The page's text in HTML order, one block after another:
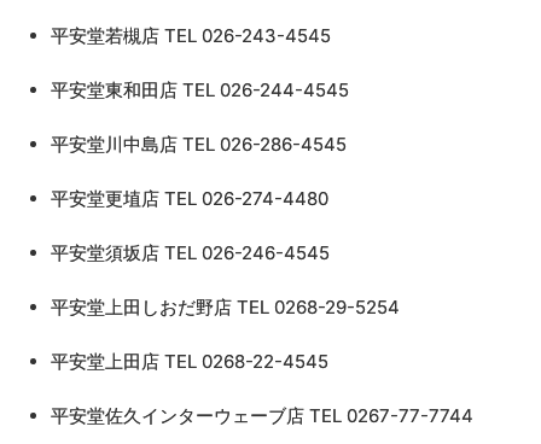
平安堂若槻店 TEL 026-243-4545
平安堂東和田店 TEL 026-244-4545
平安堂川中島店 TEL 026-286-4545
平安堂更埴店 TEL 026-274-4480
平安堂須坂店 TEL 026-246-4545
平安堂上田しおだ野店 TEL 0268-29-5254
平安堂上田店 TEL 0268-22-4545
平安堂佐久インターウェーブ店 TEL 0267-77-7744